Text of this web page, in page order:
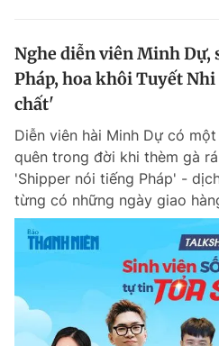
Nghe diễn viên Minh Dự,
Pháp, hoa khôi Tuyết
chất'
Diễn viên hài Minh Dự có
quên trong đời khi thèm gà
'Shipper nói tiếng Pháp' -
từng có những ngày giao